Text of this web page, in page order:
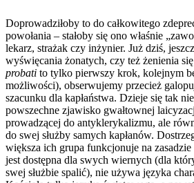
Doprowadziłoby to do całkowitego
powołania – stałoby się ono właśnie
lekarz, strażak czy inżynier. Już dziś,
wyświęcania żonatych, czy też żenienia
probati to tylko pierwszy krok, kolejnym
możliwości), obserwujemy przecież
szacunku dla kapłaństwa. Dzieje się tak
powszechne zjawisko gwałtownej
prowadzącej do antyklerykalizmu, ale
do swej służby samych kapłanów.
większa ich grupa funkcjonuje na
jest dostępna dla swych wiernych (dla
swej służbie spalić), nie używa języka